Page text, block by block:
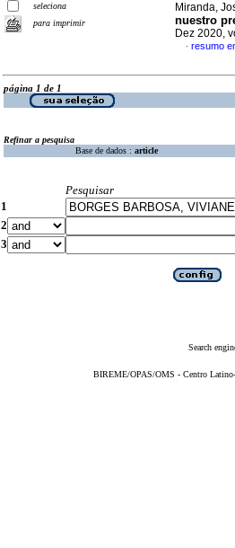
seleciona
para imprimir
Miranda,
nuestro
Dez 2020,
· resumo
página 1 de 1
Refinar a pesquisa
Base de dados : article
Pesquisar
1
2
3
Search
BIREME/OPAS/OMS - Centro Latino-